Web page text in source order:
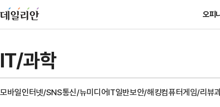
오피
IT/과학
모바일인터넷/SNS통신/뉴미디어IT일반보안/해킹컴퓨터게임/리뷰